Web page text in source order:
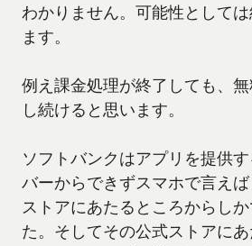
わかりません。可能性として
ます。
例え課金処理が終了しても、
し続けると思います。
ソフトバンクはアプリを提供
バーからできずスマホで言え
ストアにあたるところからし
た。そしてその公式ストアに